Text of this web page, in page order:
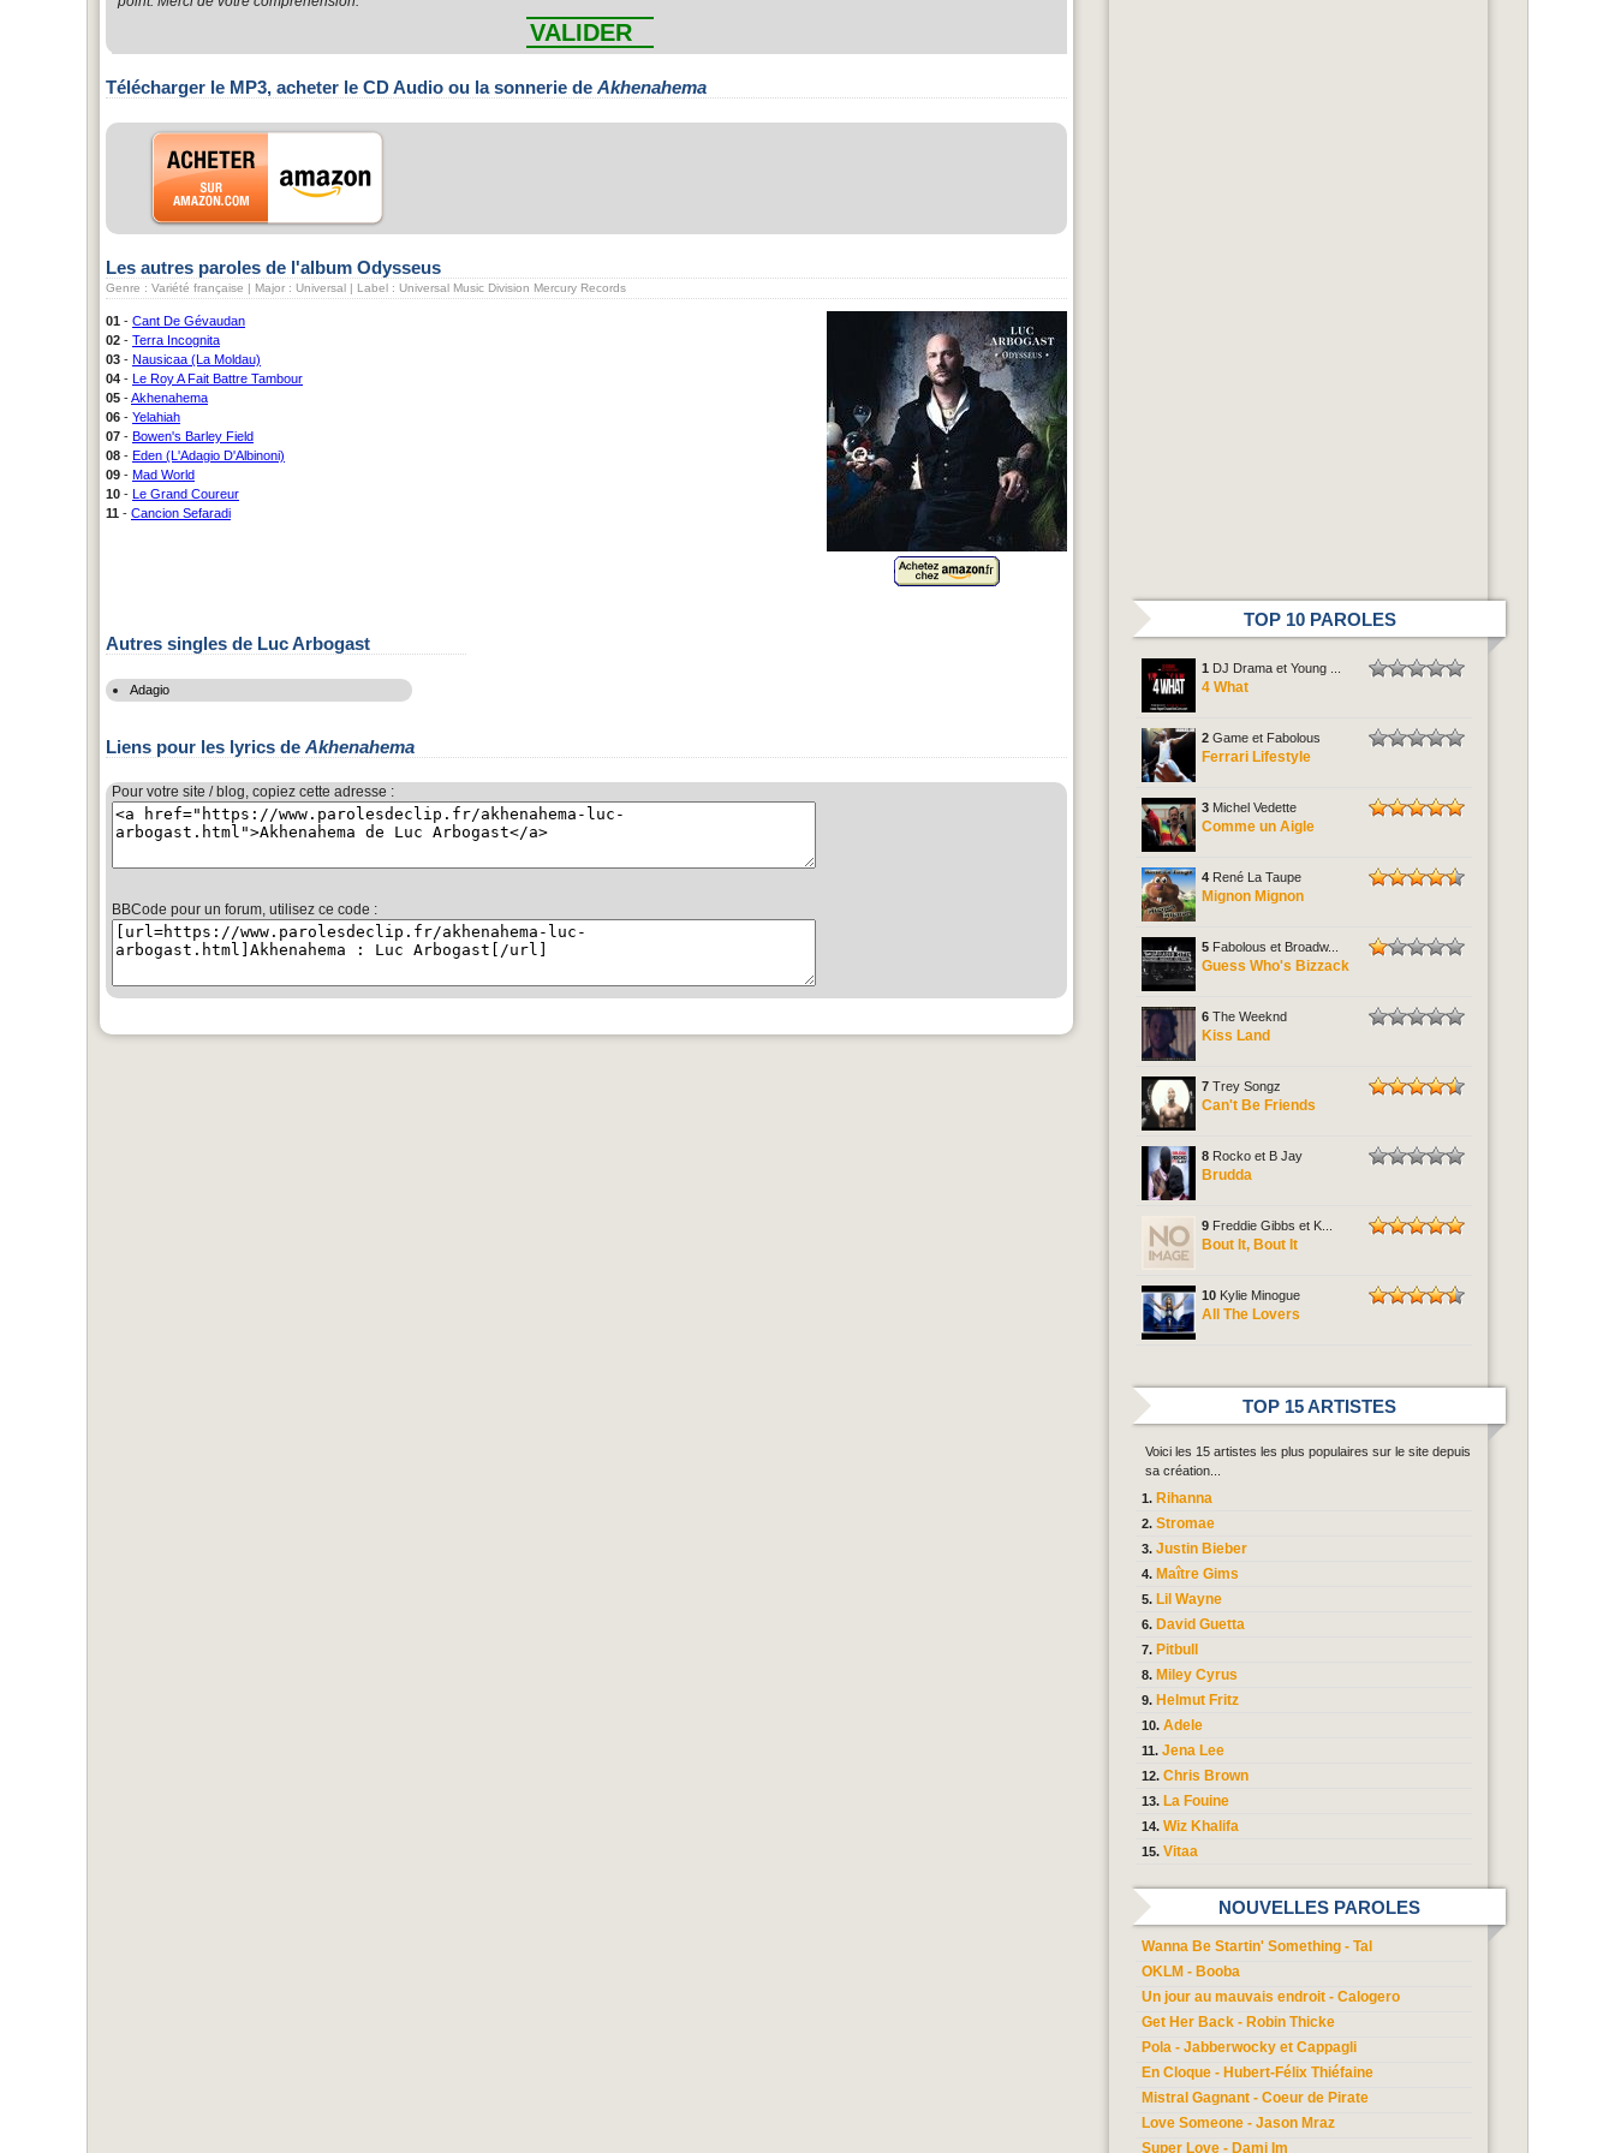
VALIDER
Télécharger le MP3, acheter le CD Audio ou la sonnerie de Akhenahema
Les autres paroles de l'album Odysseus
Genre : Variété française | Major : Universal | Label : Universal Music Division Mercury Records
01 - Cant De Gévaudan
02 - Terra Incognita
03 - Nausicaa (La Moldau)
04 - Le Roy A Fait Battre Tambour
05 -Akhenahema
06 - Yelahiah
07 - Bowen's Barley Field
08 - Eden (L'Adagio D'Albinoni)
09 - Mad World
10 - Le Grand Coureur
11 - Cancion Sefaradi
Autres singles de Luc Arbogast
Adagio
Liens pour les lyrics de Akhenahema
Pour votre site / blog, copiez cette adresse :
BBCode pour un forum, utilisez ce code :
TOP 10 PAROLES
1 DJ Drama et Young ...
4 What
2 Game et Fabolous
Ferrari Lifestyle
3 Michel Vedette
Comme un Aigle
4 René La Taupe
Mignon Mignon
5 Fabolous et Broadw...
Guess Who's Bizzack
6 The Weeknd
Kiss Land
7 Trey Songz
Can't Be Friends
8 Rocko et B Jay
Brudda
9 Freddie Gibbs et K...
Bout It, Bout It
10 Kylie Minogue
All The Lovers
TOP 15 ARTISTES
Voici les 15 artistes les plus populaires sur le site depuis
sa création...
Rihanna
Stromae
Justin Bieber
Maître Gims
Lil Wayne
David Guetta
Pitbull
Miley Cyrus
Helmut Fritz
Adele
Jena Lee
Chris Brown
La Fouine
Wiz Khalifa
Vitaa
NOUVELLES PAROLES
Wanna Be Startin' Something - Tal
OKLM - Booba
Un jour au mauvais endroit - Calogero
Get Her Back - Robin Thicke
Pola - Jabberwocky et Cappagli
En Cloque - Hubert-Félix Thiéfaine
Mistral Gagnant - Coeur de Pirate
Love Someone - Jason Mraz
Super Love - Dami Im